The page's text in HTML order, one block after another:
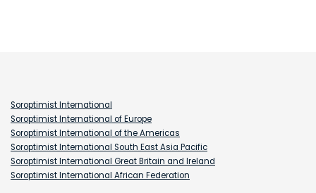
Soroptimist International
Soroptimist International of Europe
Soroptimist International of the Americas
Soroptimist International South East Asia Pacific
Soroptimist International Great Britain and Ireland
Soroptimist International African Federation